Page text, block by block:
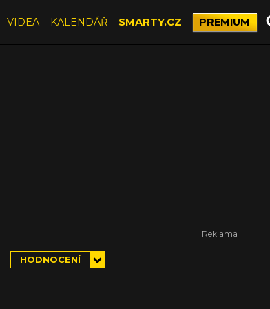
VIDEA KALENDÁŘ SMARTY.CZ PREMIUM
HODNOCENÍ